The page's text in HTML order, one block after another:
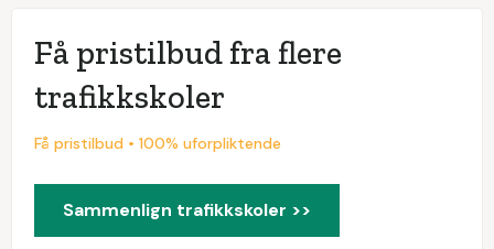
Få pristilbud fra flere
trafikkskoler
Få pristilbud • 100% uforpliktende
Sammenlign trafikkskoler >>